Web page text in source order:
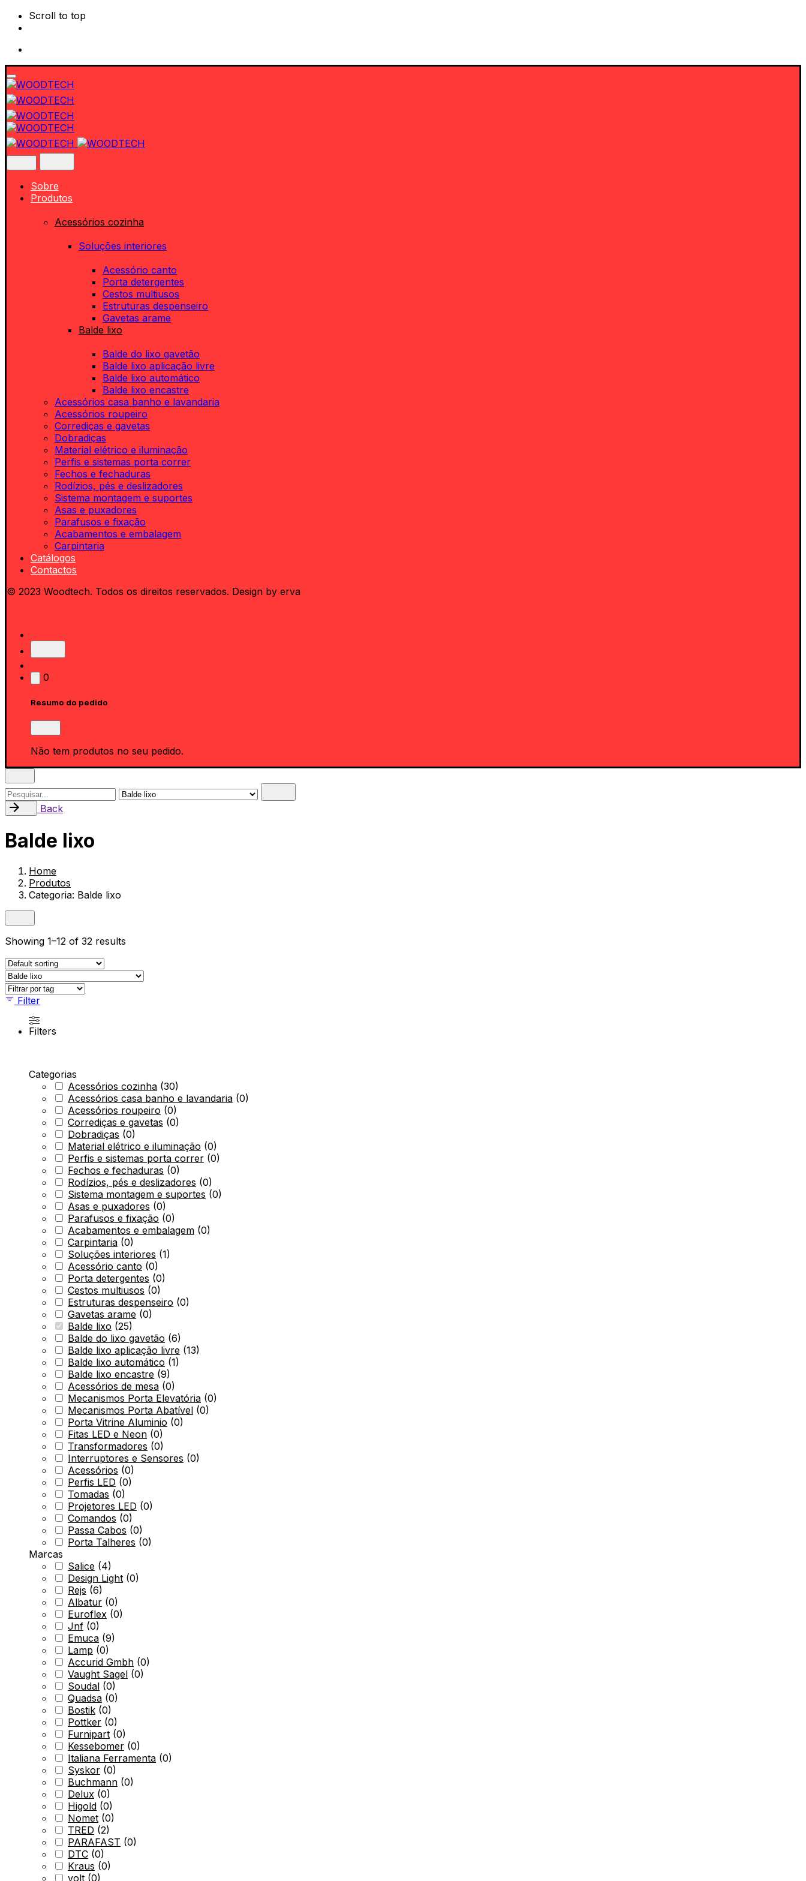
Scroll to top
Skip
to
content
Sobre
Produtos
Acessórios cozinha
Soluções interiores
Acessório canto
Porta detergentes
Cestos multiusos
Estruturas despenseiro
Gavetas arame
Balde lixo
Balde do lixo gavetão
Balde lixo aplicação livre
Balde lixo automático
Balde lixo encastre
Acessórios casa banho e lavandaria
Acessórios roupeiro
Corrediças e gavetas
Dobradiças
Material elétrico e iluminação
Perfis e sistemas porta correr
Fechos e fechaduras
Rodízios, pés e deslizadores
Sistema montagem e suportes
Asas e puxadores
Parafusos e fixação
Acabamentos e embalagem
Carpintaria
Catálogos
Contactos
© 2023 Woodtech. Todos os direitos reservados. Design by erva
0
Resumo do pedido
Não tem produtos no seu pedido.
Search
for
Back
Balde lixo
Home
Produtos
Categoria: Balde lixo
Showing 1–12 of 32 results
Filter
Filters
Categorias
Acessórios cozinha (30)
Acessórios casa banho e lavandaria (0)
Acessórios roupeiro (0)
Corrediças e gavetas (0)
Dobradiças (0)
Material elétrico e iluminação (0)
Perfis e sistemas porta correr (0)
Fechos e fechaduras (0)
Rodízios, pés e deslizadores (0)
Sistema montagem e suportes (0)
Asas e puxadores (0)
Parafusos e fixação (0)
Acabamentos e embalagem (0)
Carpintaria (0)
Soluções interiores (1)
Acessório canto (0)
Porta detergentes (0)
Cestos multiusos (0)
Estruturas despenseiro (0)
Gavetas arame (0)
Balde lixo (25)
Balde do lixo gavetão (6)
Balde lixo aplicação livre (13)
Balde lixo automático (1)
Balde lixo encastre (9)
Acessórios de mesa (0)
Mecanismos Porta Elevatória (0)
Mecanismos Porta Abatível (0)
Porta Vitrine Aluminio (0)
Fitas LED e Neon (0)
Transformadores (0)
Interruptores e Sensores (0)
Acessórios (0)
Perfis LED (0)
Tomadas (0)
Projetores LED (0)
Comandos (0)
Passa Cabos (0)
Porta Talheres (0)
Marcas
Salice (4)
Design Light (0)
Rejs (6)
Albatur (0)
Euroflex (0)
Jnf (0)
Emuca (9)
Lamp (0)
Accurid Gmbh (0)
Vaught Sagel (0)
Soudal (0)
Quadsa (0)
Bostik (0)
Pottker (0)
Furnipart (0)
Kessebomer (0)
Italiana Ferramenta (0)
Syskor (0)
Buchmann (0)
Delux (0)
Higold (0)
Nomet (0)
TRED (2)
PARAFAST (0)
DTC (0)
Kraus (0)
volt (0)